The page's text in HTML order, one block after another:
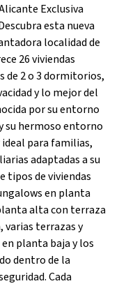
Exclusiva
esta nueva
localidad de
26 viviendas
de 2 o 3 dormitorios,
y lo mejor del
por su entorno
su hermoso entorno
para familias,
adaptadas a su
tipos de viviendas
en planta
alta con terraza
varias terrazas y
planta baja y los
dentro de la
Cada